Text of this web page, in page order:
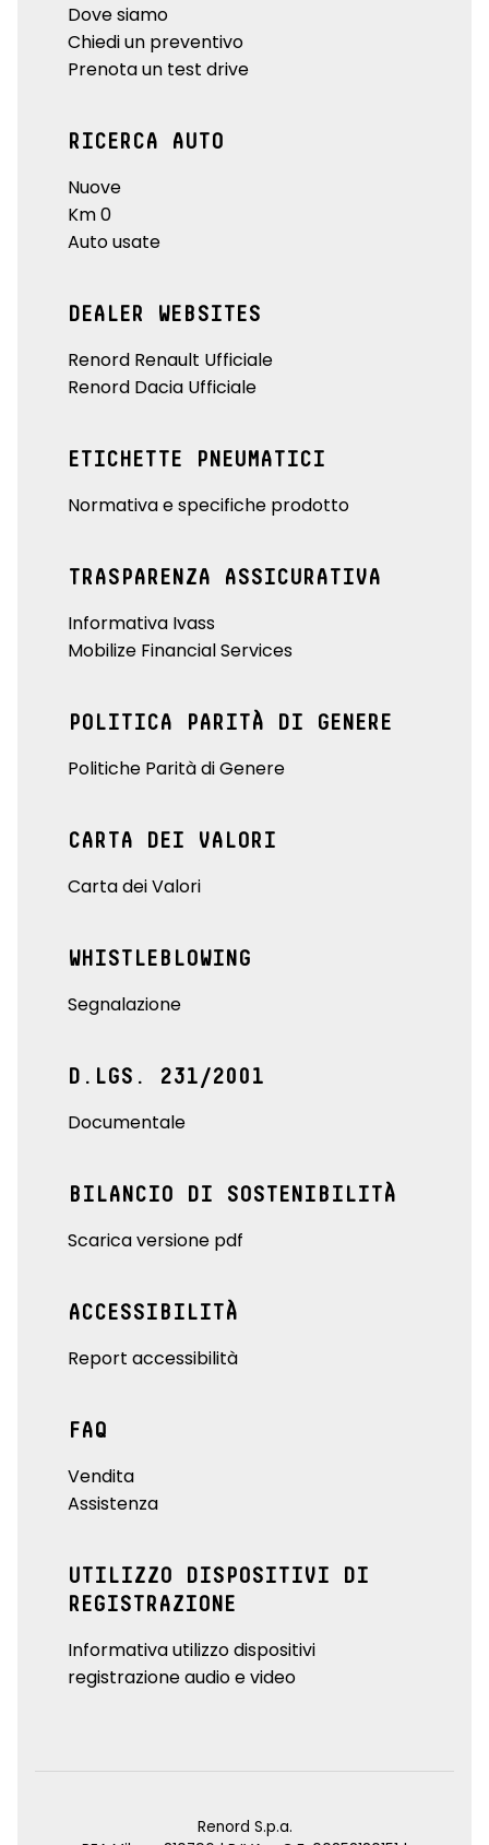
Dove siamo
Chiedi un preventivo
Prenota un test drive
RICERCA AUTO
Nuove
Km 0
Auto usate
DEALER WEBSITES
Renord Renault Ufficiale
Renord Dacia Ufficiale
ETICHETTE PNEUMATICI
Normativa e specifiche prodotto
TRASPARENZA ASSICURATIVA
Informativa Ivass
Mobilize Financial Services
POLITICA PARITÀ DI GENERE
Politiche Parità di Genere
CARTA DEI VALORI
Carta dei Valori
WHISTLEBLOWING
Segnalazione
D.LGS. 231/2001
Documentale
BILANCIO DI SOSTENIBILITÀ
Scarica versione pdf
ACCESSIBILITÀ
Report accessibilità
FAQ
Vendita
Assistenza
UTILIZZO DISPOSITIVI DI
REGISTRAZIONE
Informativa utilizzo dispositivi
registrazione audio e video
Renord S.p.a.